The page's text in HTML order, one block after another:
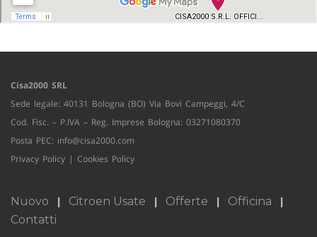
Cisa2000 SRL
Sede legale: 40131 Bologna (BO) Via Bovi Campeggi, 4/C
Cod. Fisc. – P.IVA – Reg. Imprese Bologna: 03271080370
Posta PEC: info@cisa2000.com
Privacy Policy | Cookies Policy
Nuovo Citroen Usate Offerte
Officina
Contatti